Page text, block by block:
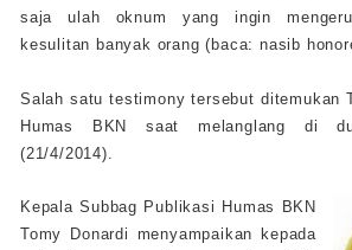
saja ulah oknum yang ingin
kesulitan banyak orang (baca: nasib
Salah satu testimony tersebut ditemukan
Humas BKN saat melanglang di
(21/4/2014).
Kepala Subbag Publikasi Humas BKN
Tomy Donardi menyampaikan kepada